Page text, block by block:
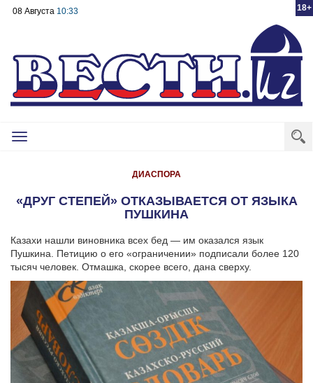
18+
08 Августа 10:33
Toggle
ДИАСПОРА
«ДРУГ СТЕПЕЙ» ОТКАЗЫВАЕТСЯ ОТ ЯЗЫКА
ПУШКИНА
Казахи нашли виновника всех бед — им оказался язык
Пушкина. Петицию о его «ограничении» подписали более 120
тысяч человек. Отмашка, скорее всего, дана сверху.